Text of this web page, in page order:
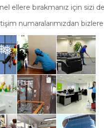
❅
ellere bırakmanız için sizi
numaralarımızdan